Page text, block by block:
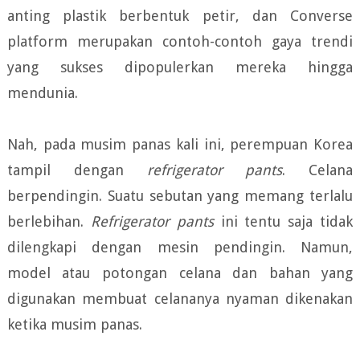
anting plastik berbentuk petir, dan Converse
platform merupakan contoh-contoh gaya trendi
yang sukses dipopulerkan mereka hingga
mendunia.
Nah, pada musim panas kali ini, perempuan Korea
tampil dengan refrigerator pants. Celana
berpendingin. Suatu sebutan yang memang terlalu
berlebihan. Refrigerator pantsini tentu saja tidak
dilengkapi dengan mesin pendingin. Namun,
model atau potongan celana dan bahan yang
digunakan membuat celananya nyaman dikenakan
ketika musim panas.